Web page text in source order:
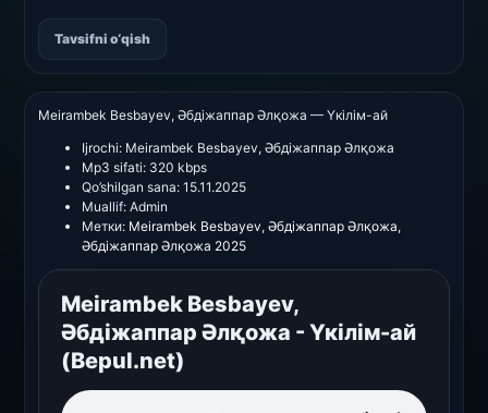
Tavsifni o‘qish
Meirambek Besbayev, Әбдіжаппар Әлқожа — Үкілім-ай
Ijrochi: Meirambek Besbayev, Әбдіжаппар Әлқожа
Mp3 sifati: 320 kbps
Qo’shilgan sana: 15.11.2025
Muallif: Admin
Метки: Meirambek Besbayev, Әбдіжаппар Әлқожа,
Әбдіжаппар Әлқожа 2025
Meirambek Besbayev,
Әбдіжаппар Әлқожа - Үкілім-ай
(Bepul.net)